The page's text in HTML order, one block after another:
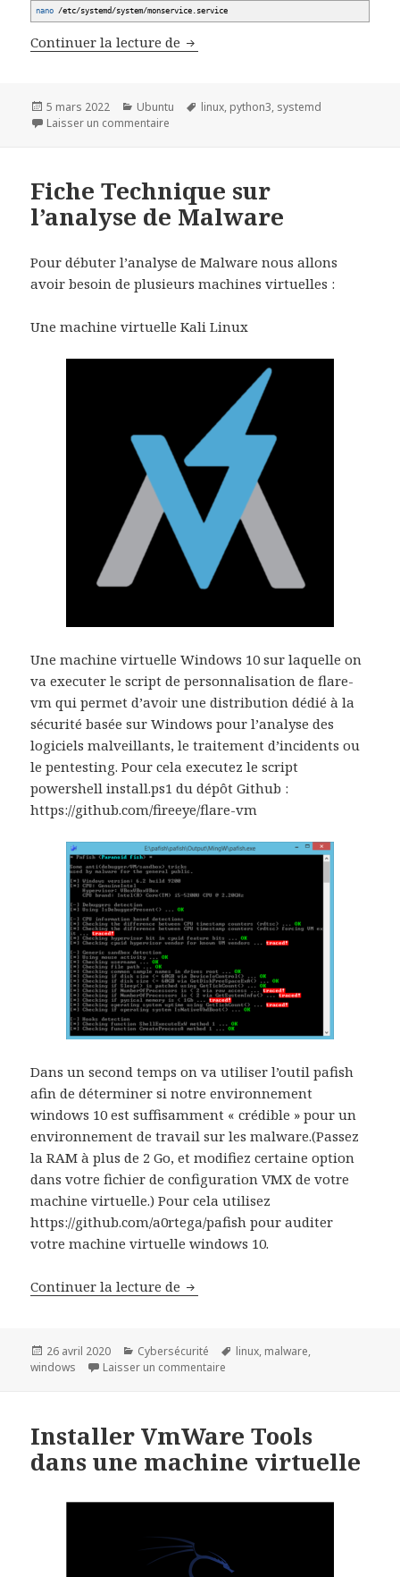
nano /etc/systemd /system/monservice.service
Continuer la lecture de Lancer un script python3 en
Publié
le
5 mars 2022 Catégories
Ubuntu
Mots-
linux, python3, systemd
Laisser un commentaire
Fiche Technique sur
l’analyse de Malware
Pour débuter l’analyse de Malware nous allons
avoir besoin de plusieurs machines virtuelles :
Une machine virtuelle Kali Linux
Une machine virtuelle Windows 10 sur laquelle on
va executer le script de personnalisation de flare-
vm qui permet d’avoir une distribution dédié à la
sécurité basée sur Windows pour l’analyse des
logiciels malveillants, le traitement d’incidents ou
le pentesting. Pour cela executez le script
powershell install.ps1 du dépôt Github :
https://github.com/fireeye/flare-vm
Dans un second temps on va utiliser l’outil pafish
afin de déterminer si notre environnement
windows 10 est suffisamment « crédible » pour un
environnement de travail sur les malware.(Passez
la RAM à plus de 2 Go, et modifiez certaine option
dans votre fichier de configuration VMX de votre
machine virtuelle.) Pour cela utilisez
https://github.com/a0rtega/pafish pour auditer
votre machine virtuelle windows 10.
Continuer la lecture de Fiche Technique sur l’analyse
Publié
le
26 avril 2020 Catégories
Cybersécurité
Mots-
linux, malware,
windows
Laisser un commentaire
Installer VmWare Tools
dans une machine virtuelle